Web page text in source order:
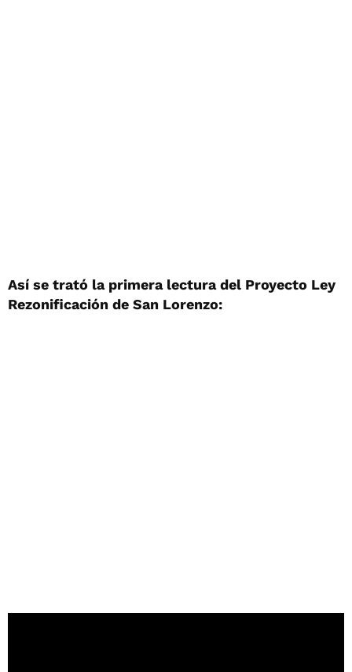
Así se trató la primera lectura del Proyecto Ley
Rezonificación de San Lorenzo: